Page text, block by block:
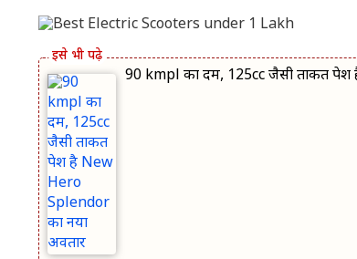
90 kmpl का दम, 125cc जैसी ताकत